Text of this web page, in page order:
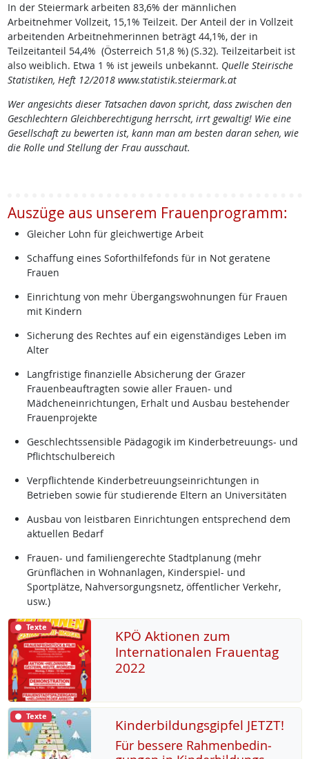
In der Steiermark arbeiten 83,6% der männlichen
Arbeitnehmer Vollzeit, 15,1% Teilzeit. Der Anteil der in Vollzeit
arbeitenden Arbeitnehmerinnen beträgt 44,1%, der in
Teilzeitanteil 54,4% (Österreich 51,8 %) (S.32). Teilzeitarbeit ist
also weiblich. Etwa 1 % ist jeweils unbekannt. Quelle Steirische
Statistiken, Heft 12/2018 www.statistik.steiermark.at
Wer angesichts dieser Tatsachen davon spricht, dass zwischen den
Geschlechtern Gleichberechtigung herrscht, irrt gewaltig! Wie eine
Gesellschaft zu bewerten ist, kann man am besten daran sehen, wie
die Rolle und Stellung der Frau ausschaut.
Auszüge aus unserem Frauenprogramm:
Gleicher Lohn für gleichwertige Arbeit
Schaffung eines Soforthilfefonds für in Not geratene
Frauen
Einrichtung von mehr Übergangswohnungen für Frauen
mit Kindern
Sicherung des Rechtes auf ein eigenständiges Leben im
Alter
Langfristige finanzielle Absicherung der Grazer
Frauenbeauftragten sowie aller Frauen- und
Mädcheneinrichtungen, Erhalt und Ausbau bestehender
Frauenprojekte
Geschlechtssensible Pädagogik im Kinderbetreuungs- und
Pflichtschulbereich
Verpflichtende Kinderbetreuungseinrichtungen in
Betrieben sowie für studierende Eltern an Universitäten
Ausbau von leistbaren Einrichtungen entsprechend dem
aktuellen Bedarf
Frauen- und familiengerechte Stadtplanung (mehr
Grünflächen in Wohnanlagen, Kinderspiel- und
Sportplätze, Nahversorgungsnetz, öffentlicher Verkehr,
usw.)
Texte
KPÖ Aktionen zum
Internationalen Frauentag
2022
Texte Kinderbildungsgipfel JETZT!
Für bes­se­re Rah­men­be­din­